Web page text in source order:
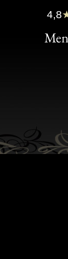
Clic
Bon
4,8